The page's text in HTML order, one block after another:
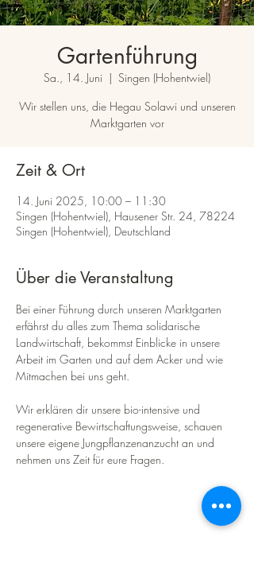
Gartenführung
Sa., 14. Juni
  |
Singen (Hohentwiel)
Wir stellen uns, die Hegau Solawi und unseren
Marktgarten vor
Zeit & Ort
14. Juni 2025, 10:00 – 11:30
Singen (Hohentwiel), Hausener Str. 24, 78224
Singen (Hohentwiel), Deutschland
Über die Veranstaltung
Bei einer Führung durch unseren Marktgarten
erfährst du alles zum Thema solidarische
Landwirtschaft, bekommst Einblicke in unsere
Arbeit im Garten und auf dem Acker und wie
Mitmachen bei uns geht.
Wir erklären dir unsere bio-intensive und
regenerative Bewirtschaftungsweise, schauen
unsere eigene Jungpflanzenanzucht an und
nehmen uns Zeit für eure Fragen.